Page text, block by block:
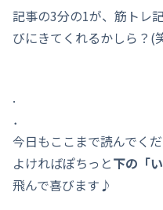
記事の3分の1が、筋トレ
びにきてくれるかしら？(
.
．
今日もここまで読んでく
よければぽちっと下の「
飛んで喜びます♪